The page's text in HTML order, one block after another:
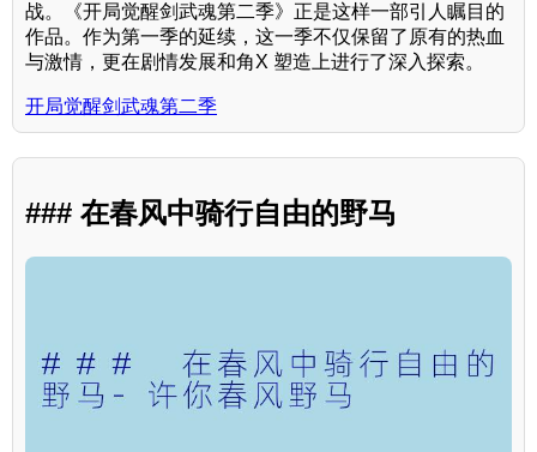
战。《开局觉醒剑武魂第二季》正是这样一部引人瞩目的
作品。作为第一季的延续，这一季不仅保留了原有的热血
与激情，更在剧情发展和角X 塑造上进行了深入探索。
开局觉醒剑武魂第二季
### 在春风中骑行自由的野马